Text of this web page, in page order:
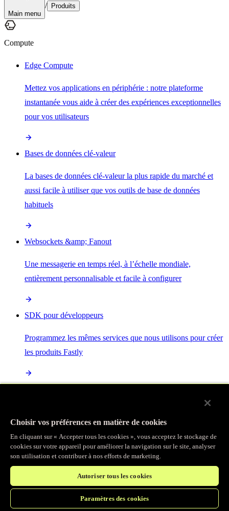
Main menu
/ Produits
Compute
Edge Compute
Mettez vos applications en périphérie : notre plateforme
instantanée vous aide à créer des expériences exceptionnelles
pour vos utilisateurs
Bases de données clé-valeur
La bases de données clé-valeur la plus rapide du marché et
aussi facile à utiliser que vos outils de base de données
habituels
Websockets &amp; Fanout
Une messagerie en temps réel, à l’échelle mondiale,
entièrement personnalisable et facile à configurer
SDK pour développeurs
Programmez les mêmes services que nous utilisons pour créer
les produits Fastly
sur des normes ouvertes et intégrée à la suite complète de
produits Fastly
Accélérez vos charges de travail d’IA et gagnez en efficacité
Choisir vos préférences en matière de cookies
En cliquant sur « Accepter tous les cookies », vous acceptez le stockage de
cookies sur votre appareil pour améliorer la navigation sur le site, analyser
son utilisation et contribuer à nos efforts de marketing.
Autoriser tous les cookies
Paramètres des cookies